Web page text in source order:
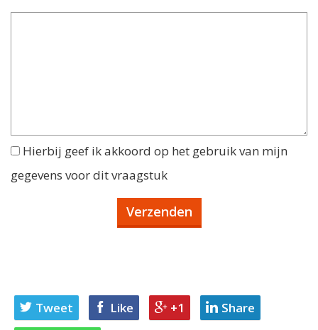
Hierbij geef ik akkoord op het gebruik van mijn
gegevens voor dit vraagstuk
Tweet Like +1
Share